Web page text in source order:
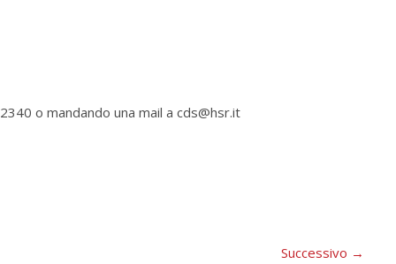
o mandando una mail a cds@hsr.it
Successivo →